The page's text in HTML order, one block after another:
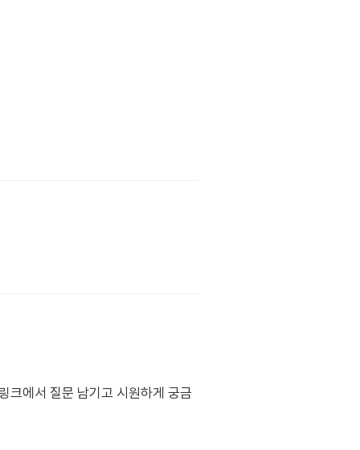
크에서 질문 남기고 시원하게 궁금